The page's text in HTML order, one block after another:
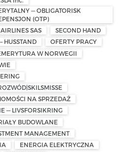
— OBLIGATORISK
(OTP)
SAS
SECOND HAND
HUSSTAND
OFERTY PRACY
W NORWEGII
NA SPRZEDAŻ
— LIVSFORSIKRING
BUDOWLANE
MANAGEMENT
ENERGIA ELEKTRYCZNA